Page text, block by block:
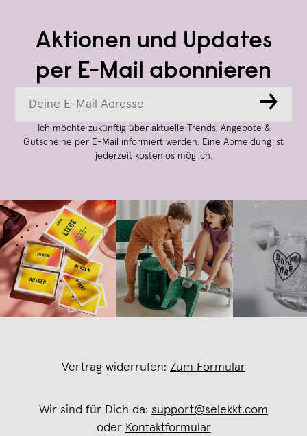
Aktionen und Updates
per E-Mail abonnieren
→
Ich möchte zukünftig über aktuelle Trends, Angebote &
Gutscheine per E-Mail informiert werden. Eine Abmeldung ist
jederzeit kostenlos möglich.
Vertrag widerrufen: Zum Formular
Wir sind für Dich da: support@selekkt.com
oder Kontaktformular